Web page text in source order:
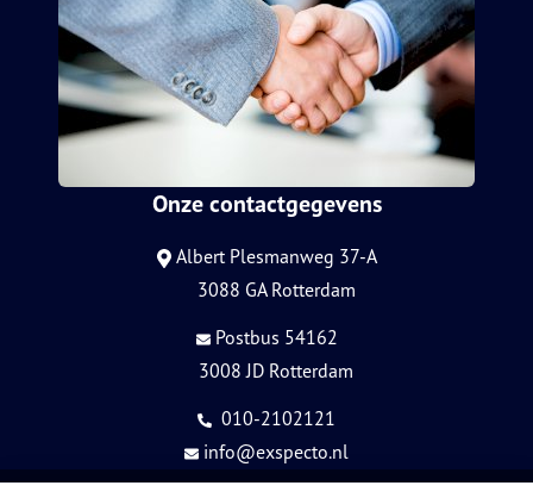
Onze contactgegevens
Albert Plesmanweg 37-A
3088 GA Rotterdam
Postbus 54162
3008 JD Rotterdam
010-2102121
info@exspecto.nl